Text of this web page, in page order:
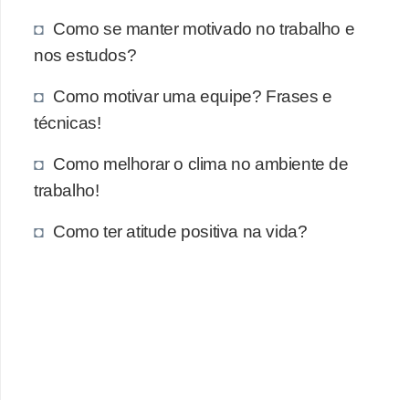
Como se manter motivado no trabalho e
nos estudos?
Como motivar uma equipe? Frases e
técnicas!
Como melhorar o clima no ambiente de
trabalho!
Como ter atitude positiva na vida?